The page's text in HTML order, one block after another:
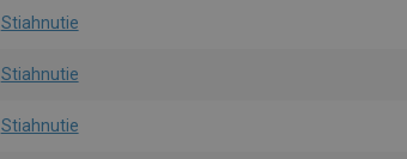
Stiahnutie
Stiahnutie
Stiahnutie